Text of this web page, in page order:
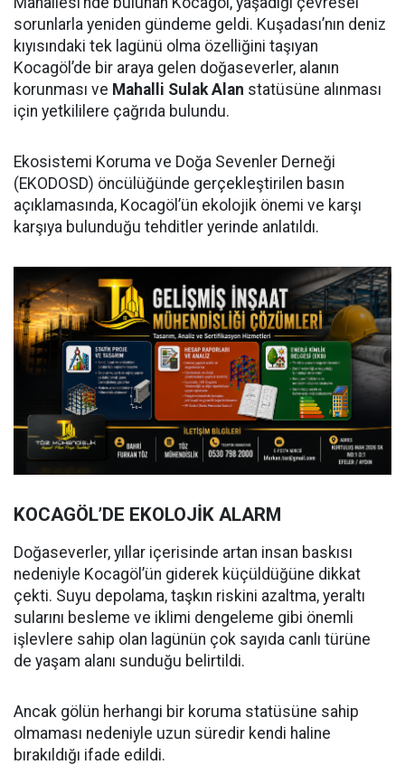
sorunlarla yeniden gündeme geldi. Kuşadası’nın deniz
kıyısındaki tek lagünü olma özelliğini taşıyan
Kocagöl’de bir araya gelen doğaseverler, alanın
korunması ve Mahalli Sulak Alan statüsüne alınması
için yetkililere çağrıda bulundu.
Ekosistemi Koruma ve Doğa Sevenler Derneği
(EKODOSD) öncülüğünde gerçekleştirilen basın
açıklamasında, Kocagöl’ün ekolojik önemi ve karşı
karşıya bulunduğu tehditler yerinde anlatıldı.
KOCAGÖL’DE EKOLOJİK ALARM
Doğaseverler, yıllar içerisinde artan insan baskısı
nedeniyle Kocagöl’ün giderek küçüldüğüne dikkat
çekti. Suyu depolama, taşkın riskini azaltma, yeraltı
sularını besleme ve iklimi dengeleme gibi önemli
işlevlere sahip olan lagünün çok sayıda canlı türüne
de yaşam alanı sunduğu belirtildi.
Ancak gölün herhangi bir koruma statüsüne sahip
olmaması nedeniyle uzun süredir kendi haline
bırakıldığı ifade edildi.